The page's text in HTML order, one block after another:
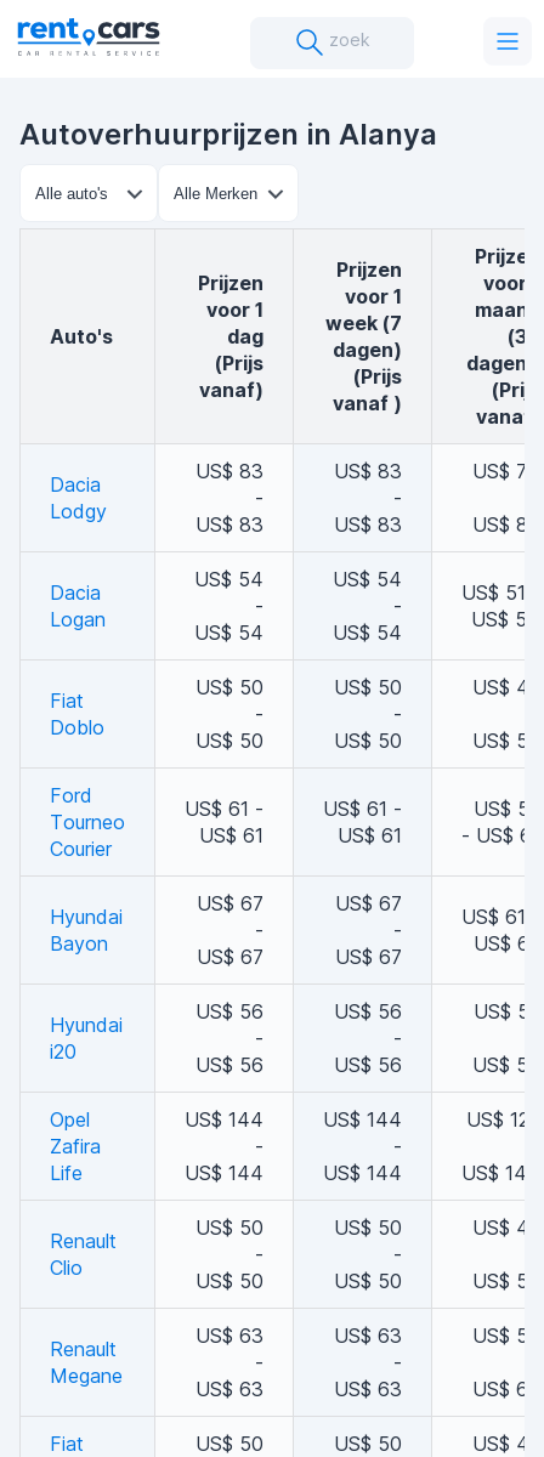
zoek
Autoverhuurprijzen in Alanya
auto's
Prijzen
voor 1
dag
(Prijs
vanaf)
Prijzen
voor 1
week (7
dagen)
(Prijs
vanaf )
prijzen
voor 1
maand
(30
dagen )
(Prijs
vanaf)
Dacia
Lodgy
US$ 83
-
US$ 83
US$ 83
-
US$ 83
US$ 74
US$ 83
Dacia
Logan
US$ 54
-
US$ 54
US$ 54
-
US$ 54
US$ 51 -
US$ 54
Fiat
Doblo
US$ 50
-
US$ 50
US$ 50
-
US$ 50
US$ 47
US$ 50
Ford
Tourneo
Courier
US$ 61 -
US$ 61
US$ 61 -
US$ 61
US$ 57
- US$ 61
Hyundai
Bayon
US$ 67
-
US$ 67
US$ 67
-
US$ 67
US$ 61 -
US$ 67
Hyundai
i20
US$ 56
-
US$ 56
US$ 56
-
US$ 56
US$ 52
US$ 56
Opel
Zafira
Life
US$ 144
-
US$ 144
US$ 144
-
US$ 144
US$ 127
US$ 144
Renault
Clio
US$ 50
-
US$ 50
US$ 50
-
US$ 50
US$ 47
US$ 50
Renault
Megane
US$ 63
-
US$ 63
US$ 63
-
US$ 63
US$ 58
US$ 63
Fiat
US$ 50
US$ 50
US$ 47